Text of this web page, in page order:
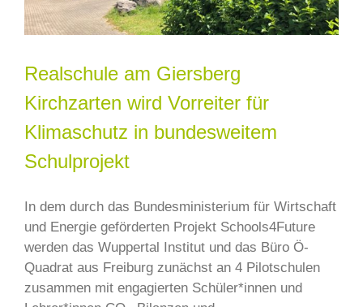
Realschule am Giersberg
Kirchzarten wird Vorreiter für
Klimaschutz in bundesweitem
Schulprojekt
In dem durch das Bundesministerium für Wirtschaft
und Energie geförderten Projekt Schools4Future
werden das Wuppertal Institut und das Büro Ö-
Quadrat aus Freiburg zunächst an 4 Pilotschulen
zusammen mit engagierten Schüler*innen und